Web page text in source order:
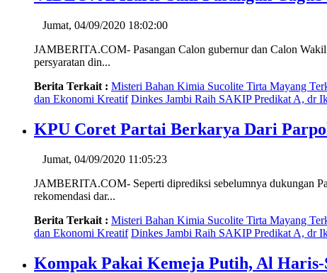
Jumat, 04/09/2020 18:02:00
JAMBERITA.COM- Pasangan Calon gubernur dan Calon
persyaratan din...
Berita Terkait : Misteri Bahan Kimia Sucolite Tirta Mayang
dan Ekonomi Kreatif Dinkes Jambi Raih SAKIP Predikat A, dr
KPU Coret Partai Berkarya Dari
Jumat, 04/09/2020 11:05:23
JAMBERITA.COM- Seperti diprediksi sebelumnya dukungan
rekomendasi dar...
Berita Terkait : Misteri Bahan Kimia Sucolite Tirta Mayang
dan Ekonomi Kreatif Dinkes Jambi Raih SAKIP Predikat A, dr
Kompak Pakai Kemeja Putih, Al